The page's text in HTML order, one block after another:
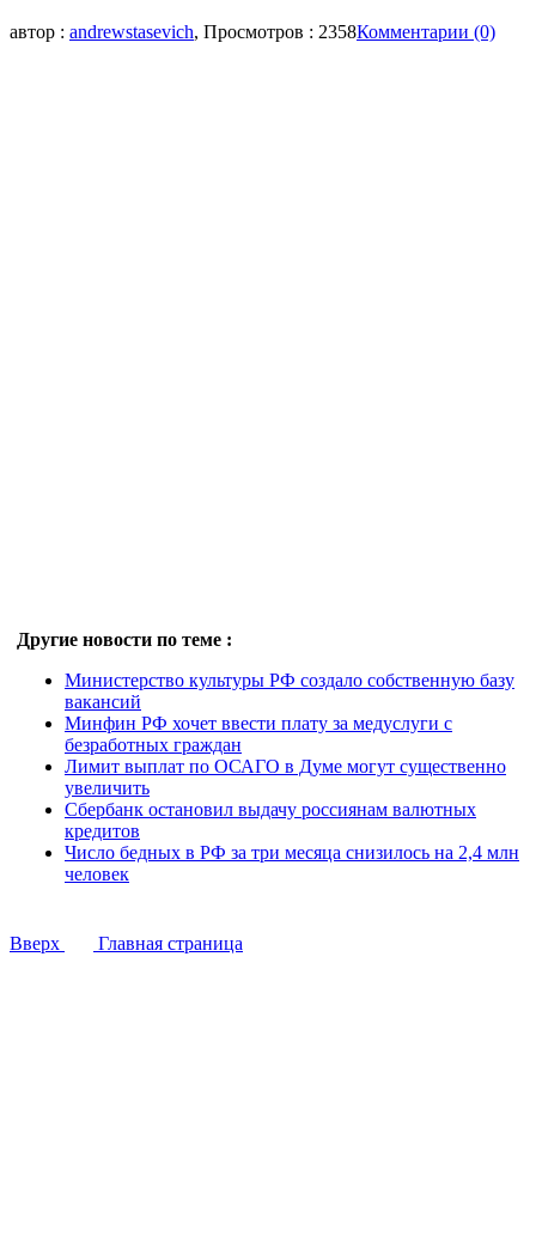
автор : andrewstasevich, Просмотров : 2358Комментарии (0)
Другие новости по теме :
Министерство культуры РФ создало собственную базу
вакансий
Минфин РФ хочет ввести плату за медуслуги с
безработных граждан
Лимит выплат по ОСАГО в Думе могут существенно
увеличить
Сбербанк остановил выдачу россиянам валютных
кредитов
Число бедных в РФ за три месяца снизилось на 2,4 млн
человек
Вверх Главная страница